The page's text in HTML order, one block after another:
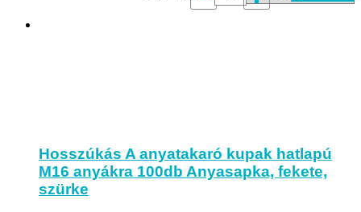
Hosszúkás A anyatakaró kupak hatlapú
M16 anyákra 100db Anyasapka, fekete,
szürke